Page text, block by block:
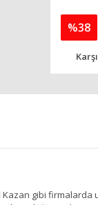
%38
gibi firmalarda